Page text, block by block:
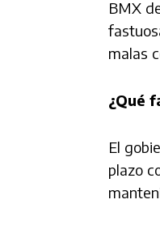
BMX
malas
¿Qué
El
plazo